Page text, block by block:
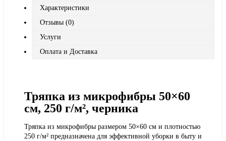
Характеристики
Отзывы (0)
Услуги
Оплата и Доставка
Тряпка из микрофибры 50×60
см, 250 г/м², черника
Тряпка из микрофибры размером 50×60 см и плотностью
250 г/м² предназначена для эффективной уборки в быту и